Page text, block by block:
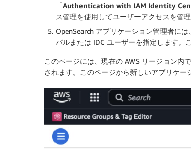
「Authentication with IAM Identity
ス管理を使用してユーザーアクセスを管理
OpenSearch アプリケーション管理者に
パルまたは IDC ユーザーを指定します。
このページには、現在の AWS リージョン内
されます。このページから新しいアプリケー